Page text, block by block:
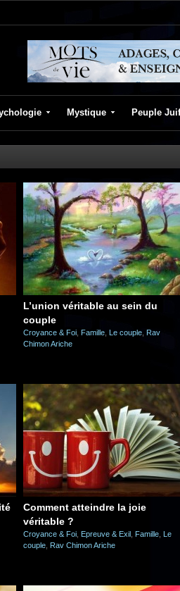
Mystique Peuple Juif
L’union véritable au sein du
couple
Croyance & Foi Famille Le couple Rav
Chimon Ariche
Comment atteindre la joie
véritable ?
Croyance & Foi Epreuve & Exil Famille Le
couple Rav Chimon Ariche